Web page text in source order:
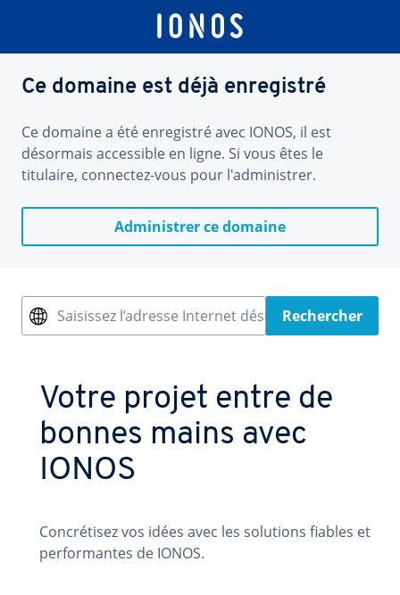
Ce domaine est déjà enregistré
Ce domaine a été enregistré avec IONOS, il est
désormais accessible en ligne. Si vous êtes le
titulaire, connectez-vous pour l'administrer.
Administrer ce domaine
Saisissez l’adresse Internet désiréeRechercher
Votre projet entre de
bonnes mains avec
IONOS
Concrétisez vos idées avec les solutions fiables et
performantes de IONOS.